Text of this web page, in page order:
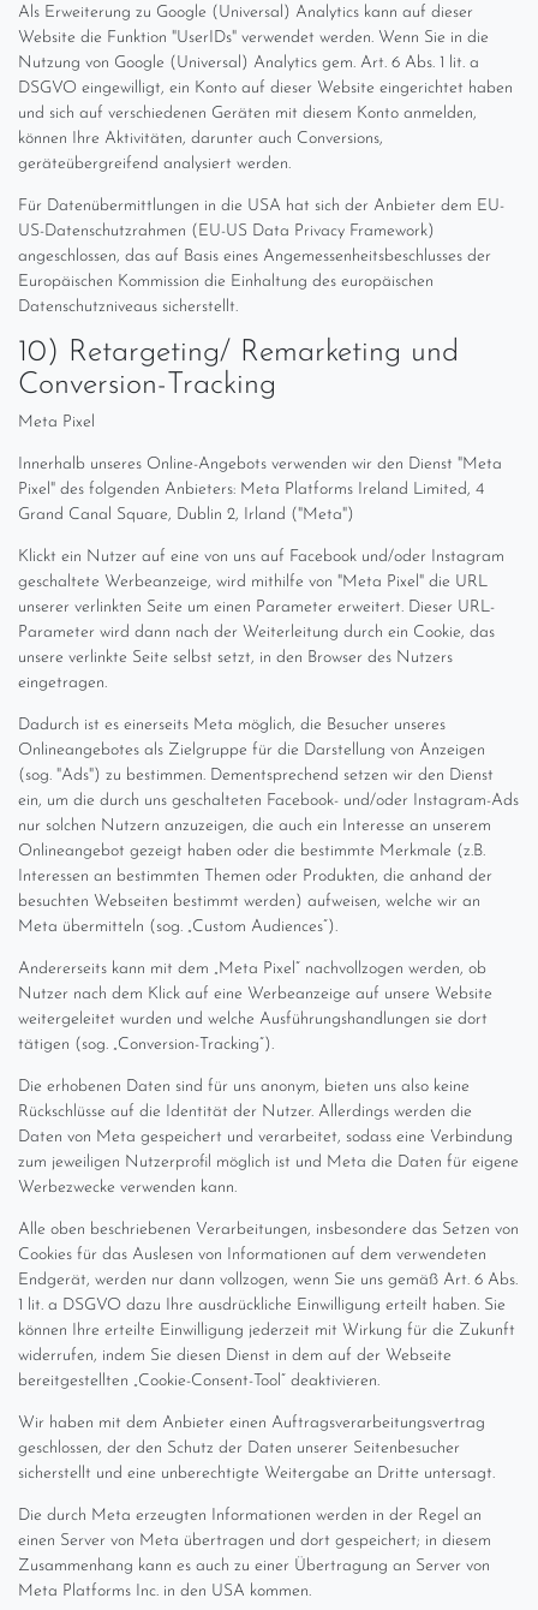
Als Erweiterung zu Google (Universal) Analytics kann auf dieser
Website die Funktion "UserIDs" verwendet werden. Wenn Sie in die
Nutzung von Google (Universal) Analytics gem. Art. 6 Abs. 1 lit. a
DSGVO eingewilligt, ein Konto auf dieser Website eingerichtet haben
und sich auf verschiedenen Geräten mit diesem Konto anmelden,
können Ihre Aktivitäten, darunter auch Conversions,
geräteübergreifend analysiert werden.
Für Datenübermittlungen in die USA hat sich der Anbieter dem EU-
US-Datenschutzrahmen (EU-US Data Privacy Framework)
angeschlossen, das auf Basis eines Angemessenheitsbeschlusses der
Europäischen Kommission die Einhaltung des europäischen
Datenschutzniveaus sicherstellt.
10) Retargeting/ Remarketing und
Conversion-Tracking
Meta Pixel
Innerhalb unseres Online-Angebots verwenden wir den Dienst "Meta
Pixel" des folgenden Anbieters: Meta Platforms Ireland Limited, 4
Grand Canal Square, Dublin 2, Irland ("Meta")
Klickt ein Nutzer auf eine von uns auf Facebook und/oder Instagram
geschaltete Werbeanzeige, wird mithilfe von "Meta Pixel" die URL
unserer verlinkten Seite um einen Parameter erweitert. Dieser URL-
Parameter wird dann nach der Weiterleitung durch ein Cookie, das
unsere verlinkte Seite selbst setzt, in den Browser des Nutzers
eingetragen.
Dadurch ist es einerseits Meta möglich, die Besucher unseres
Onlineangebotes als Zielgruppe für die Darstellung von Anzeigen
(sog. "Ads") zu bestimmen. Dementsprechend setzen wir den Dienst
ein, um die durch uns geschalteten Facebook- und/oder Instagram-Ads
nur solchen Nutzern anzuzeigen, die auch ein Interesse an unserem
Onlineangebot gezeigt haben oder die bestimmte Merkmale (z.B.
Interessen an bestimmten Themen oder Produkten, die anhand der
besuchten Webseiten bestimmt werden) aufweisen, welche wir an
Meta übermitteln (sog. „Custom Audiences“).
Andererseits kann mit dem „Meta Pixel“ nachvollzogen werden, ob
Nutzer nach dem Klick auf eine Werbeanzeige auf unsere Website
weitergeleitet wurden und welche Ausführungshandlungen sie dort
tätigen (sog. „Conversion-Tracking“).
Die erhobenen Daten sind für uns anonym, bieten uns also keine
Rückschlüsse auf die Identität der Nutzer. Allerdings werden die
Daten von Meta gespeichert und verarbeitet, sodass eine Verbindung
zum jeweiligen Nutzerprofil möglich ist und Meta die Daten für eigene
Werbezwecke verwenden kann.
Alle oben beschriebenen Verarbeitungen, insbesondere das Setzen von
Cookies für das Auslesen von Informationen auf dem verwendeten
Endgerät, werden nur dann vollzogen, wenn Sie uns gemäß Art. 6 Abs.
1 lit. a DSGVO dazu Ihre ausdrückliche Einwilligung erteilt haben. Sie
können Ihre erteilte Einwilligung jederzeit mit Wirkung für die Zukunft
widerrufen, indem Sie diesen Dienst in dem auf der Webseite
bereitgestellten „Cookie-Consent-Tool“ deaktivieren.
Wir haben mit dem Anbieter einen Auftragsverarbeitungsvertrag
geschlossen, der den Schutz der Daten unserer Seitenbesucher
sicherstellt und eine unberechtigte Weitergabe an Dritte untersagt.
Die durch Meta erzeugten Informationen werden in der Regel an
einen Server von Meta übertragen und dort gespeichert; in diesem
Zusammenhang kann es auch zu einer Übertragung an Server von
Meta Platforms Inc. in den USA kommen.